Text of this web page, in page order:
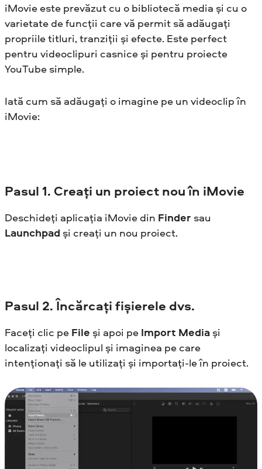
iMovie este prevăzut cu o bibliotecă media și cu o
varietate de funcții care vă permit să adăugați
propriile titluri, tranziții și efecte. Este perfect
pentru videoclipuri casnice și pentru proiecte
YouTube simple.
Iată cum să adăugați o imagine pe un videoclip în
iMovie:
Pasul 1. Creați un proiect nou în iMovie
Deschideți aplicația iMovie din Finder sau
Launchpad și creați un nou proiect.
Pasul 2. Încărcați fișierele dvs.
Faceți clic pe File și apoi pe Import Media și
localizați videoclipul și imaginea pe care
intenționați să le utilizați și importați-le în proiect.